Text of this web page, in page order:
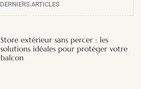
DERNIERS ARTICLES
Store extérieur sans percer : les
solutions idéales pour protéger votre
balcon